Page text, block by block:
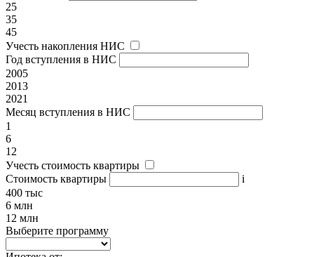
25
35
45
Учесть накопления НИС
Год вступления в НИС
2005
2013
2021
Месяц вступления в НИС
1
6
12
Учесть стоимость квартиры
Стоимость квартиры
i
400 тыс
6 млн
12 млн
Выберите программу